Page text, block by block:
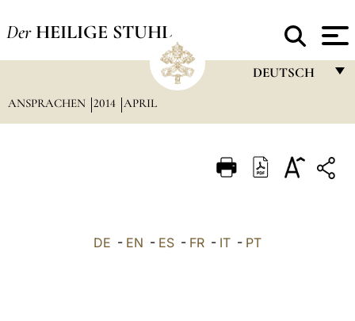
Der HEILIGE STUHL
DEUTSCH
ITALIANO
ANSPRACHEN 2014 APRIL
DE - EN - ES - FR - IT - PT